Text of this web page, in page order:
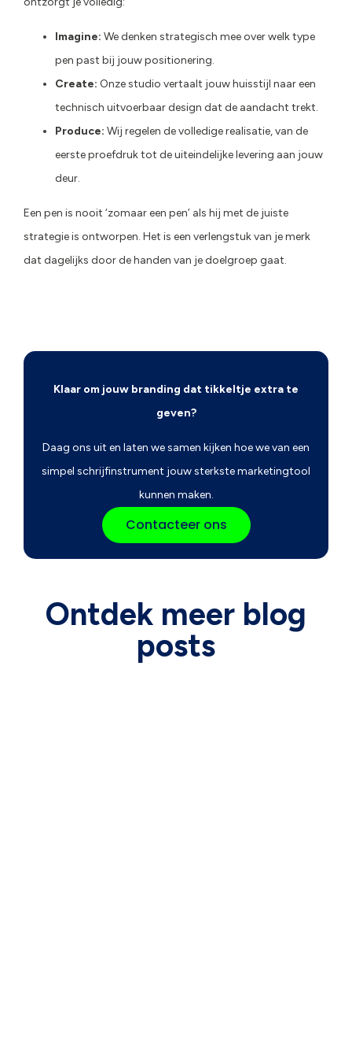
Imagine: We denken strategisch mee over welk type
pen past bij jouw positionering.
Create: Onze studio vertaalt jouw huisstijl naar een
technisch uitvoerbaar design dat de aandacht trekt.
Produce: Wij regelen de volledige realisatie, van de
eerste proefdruk tot de uiteindelijke levering aan jouw
deur.
Een pen is nooit ‘zomaar een pen’ als hij met de juiste
strategie is ontworpen. Het is een verlengstuk van je merk
dat dagelijks door de handen van je doelgroep gaat.
Klaar om jouw branding dat tikkeltje extra te
geven?
Daag ons uit en laten we samen kijken hoe we van een
simpel schrijfinstrument jouw sterkste marketingtool
kunnen maken.
Contacteer ons
Ontdek meer blog
posts